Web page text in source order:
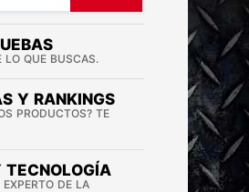
LO QUE BUSCAS.
Y RANKINGS
PRODUCTOS? TE
TECNOLOGÍA
DE LA